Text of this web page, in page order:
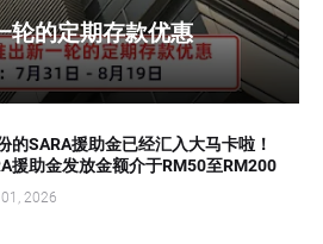
轮的定期存款优惠
的SARA援助金已经汇入大马卡啦！
援助金发放金额介于RM50至RM200
2026